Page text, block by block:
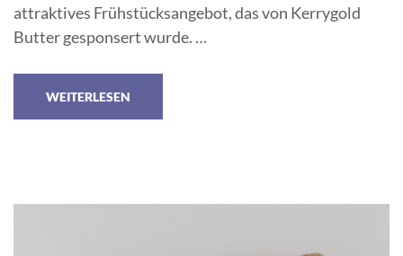
attraktives Frühstücksangebot, das von Kerrygold
Butter gesponsert wurde. …
WEITERLESEN